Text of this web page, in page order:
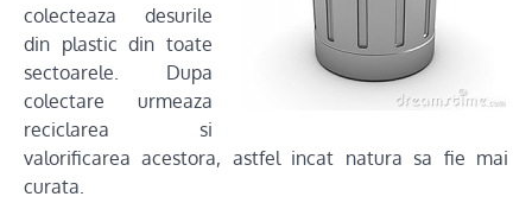
colecteaza desurile
din plastic din toate
sectoarele. Dupa
colectare urmeaza
reciclarea si
valorificarea acestora, astfel incat natura sa fie mai
curata.